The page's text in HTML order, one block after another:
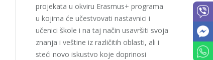
projekata u okviru Erasmus+ programa
u kojima će učestvovati nastavnici i
učenici škole i na taj način usavršiti svoja
znanja i veštine iz različitih oblasti, ali i
steći novo iskustvo koje doprinosi